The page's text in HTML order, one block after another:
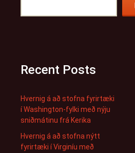
Recent Posts
Hvernig á að stofna fyrirtæki
í Washington-fylki með nýju
sniðmátinu frá Kerika
Hvernig á að stofna nýtt
fyrirtæki í Virginíu með